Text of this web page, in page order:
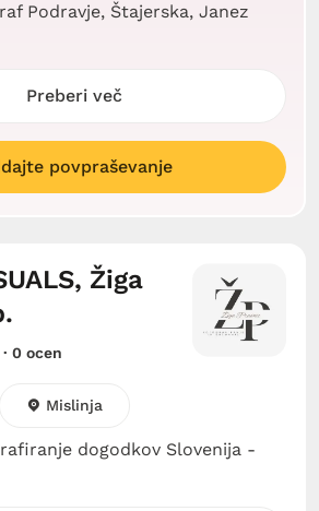
Podravje, Štajerska, Janez
Preberi več
povpraševanje
Žiga
· 0 ocen
dogodkov Slovenija -
Mislinja